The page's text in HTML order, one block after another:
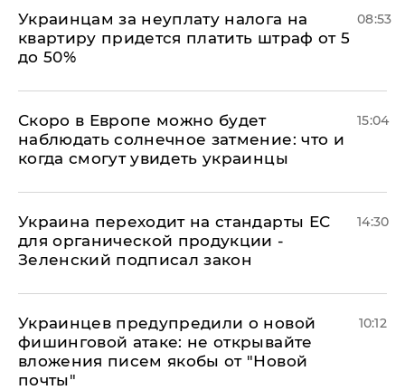
Украинцам за неуплату налога на
квартиру придется платить штраф от 5
до 50%
08:53
Скоро в Европе можно будет
наблюдать солнечное затмение: что и
когда смогут увидеть украинцы
15:04
Украина переходит на стандарты ЕС
для органической продукции -
Зеленский подписал закон
14:30
Украинцев предупредили о новой
фишинговой атаке: не открывайте
вложения писем якобы от "Новой
почты"
10:12